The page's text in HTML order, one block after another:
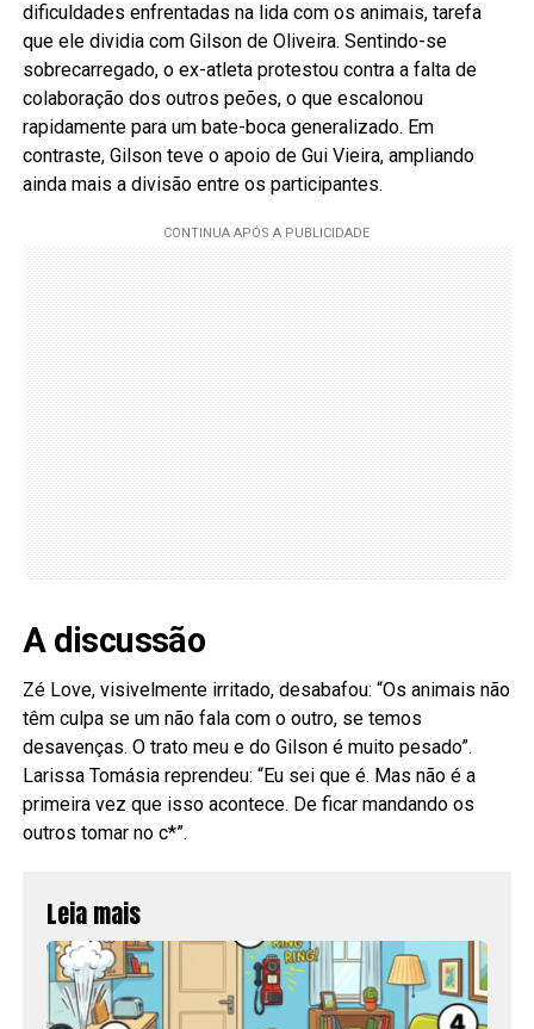
dificuldades enfrentadas na lida com os animais, tarefa
que ele dividia com Gilson de Oliveira. Sentindo-se
sobrecarregado, o ex-atleta protestou contra a falta de
colaboração dos outros peões, o que escalonou
rapidamente para um bate-boca generalizado. Em
contraste, Gilson teve o apoio de Gui Vieira, ampliando
ainda mais a divisão entre os participantes.
A discussão
Zé Love, visivelmente irritado, desabafou: “Os animais não
têm culpa se um não fala com o outro, se temos
desavenças. O trato meu e do Gilson é muito pesado”.
Larissa Tomásia reprendeu: “Eu sei que é. Mas não é a
primeira vez que isso acontece. De ficar mandando os
outros tomar no c*”.
Leia mais